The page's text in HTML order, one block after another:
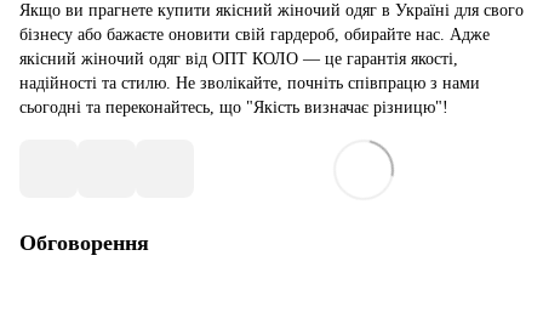
Якщо ви прагнете купити якісний жіночий одяг в Україні для свого
бізнесу або бажаєте оновити свій гардероб, обирайте нас. Адже
якісний жіночий одяг від ОПТ КОЛО — це гарантія якості,
надійності та стилю. Не зволікайте, почніть співпрацю з нами
сьогодні та переконайтесь, що "Якість визначає різницю"!
Обговорення